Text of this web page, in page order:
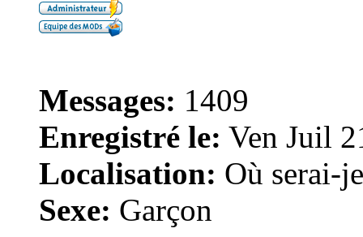
Messages: 1409
Enregistré le: Ven Juil
Localisation: Où serai-
Sexe: Garçon